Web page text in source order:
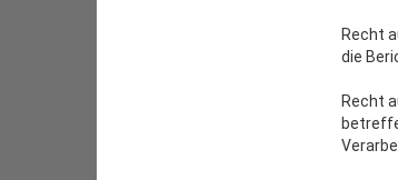
Recht
die
Recht